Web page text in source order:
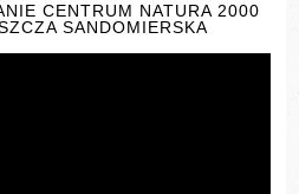
CENTRUM NATURA 2000
SANDOMIERSKA